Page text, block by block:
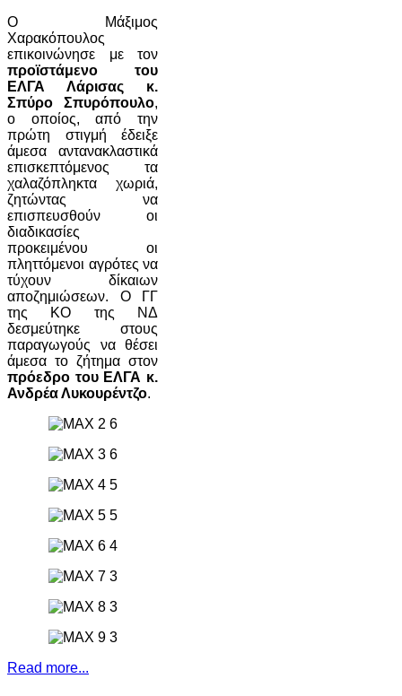
Ο Μάξιμος
Χαρακόπουλος
επικοινώνησε με τον
προϊστάμενο του
ΕΛΓΑ Λάρισας κ.
Σπύρο Σπυρόπουλο,
ο οποίος, από την
πρώτη στιγμή έδειξε
άμεσα αντανακλαστικά
επισκεπτόμενος τα
χαλαζόπληκτα χωριά,
ζητώντας να
επισπευσθούν οι
διαδικασίες
προκειμένου οι
πληττόμενοι αγρότες να
τύχουν δίκαιων
αποζημιώσεων. Ο ΓΓ
της ΚΟ της ΝΔ
δεσμεύτηκε στους
παραγωγούς να θέσει
άμεσα το ζήτημα στον
πρόεδρο του ΕΛΓΑ κ.
Ανδρέα Λυκουρέντζο.
Read more...